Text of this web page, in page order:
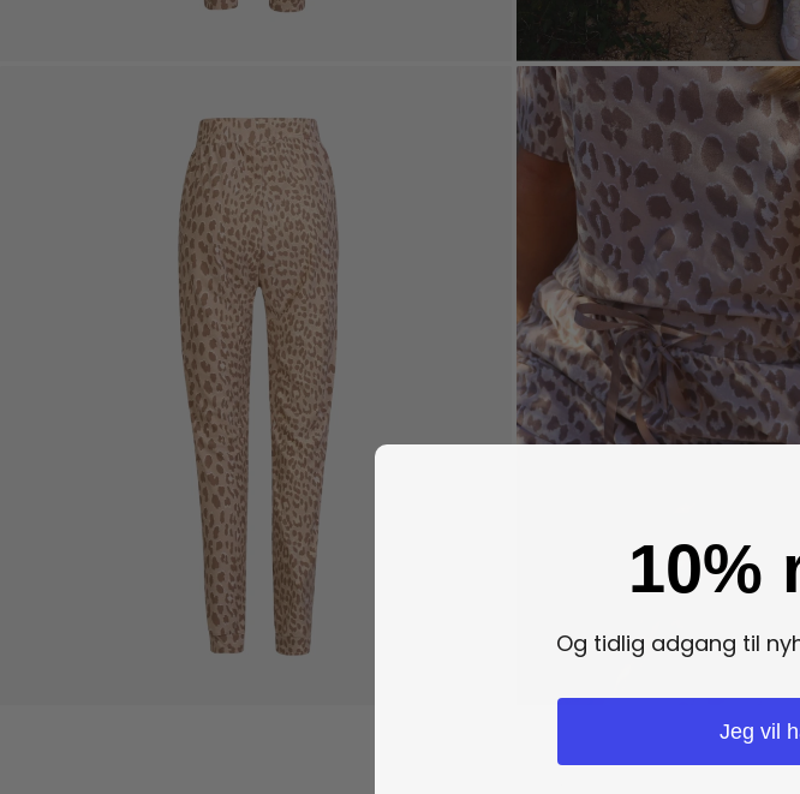
10%
Og tidlig adgang til
Jeg vil